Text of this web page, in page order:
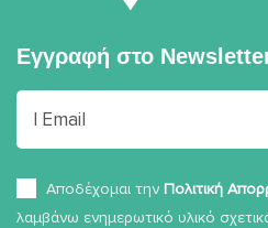
Εγγραφή στο
Αποδέχομαι την Πολιτική
λαμβάνω ενημερωτικό υλικό